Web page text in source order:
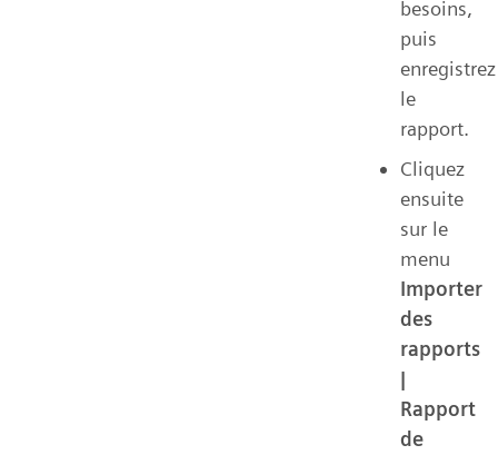
besoins,
puis
enregistrez
le
rapport.
Cliquez
ensuite
sur le
menu
Importer
des
rapports
|
Rapport
de